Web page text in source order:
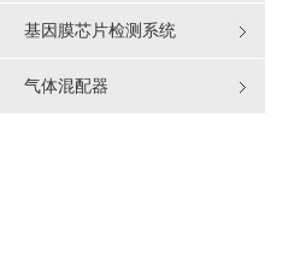
基因膜芯片检测系统
气体混配器